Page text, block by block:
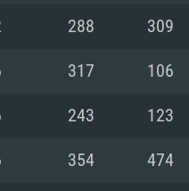
10/11 (64 bit)
i5 또는 Ryzen 5
11 이상을 지원
Sur 11.0
Xeon 은 지원
64bit
을 지원하고, 최
288 309
317 106
243 123
354 474